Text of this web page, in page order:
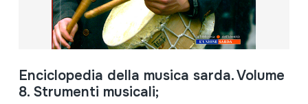
Enciclopedia della musica sarda. Volume
8. Strumenti musicali;